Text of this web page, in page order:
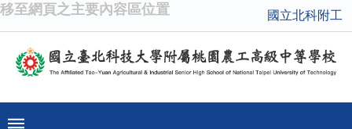
移至網頁之主要內容區位置 國立北科附工